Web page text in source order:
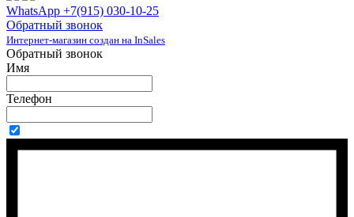
WhatsApp +7(915) 030-10-25
Обратный звонок
Интернет-магазин создан на InSales
Обратный звонок
Имя
Телефон